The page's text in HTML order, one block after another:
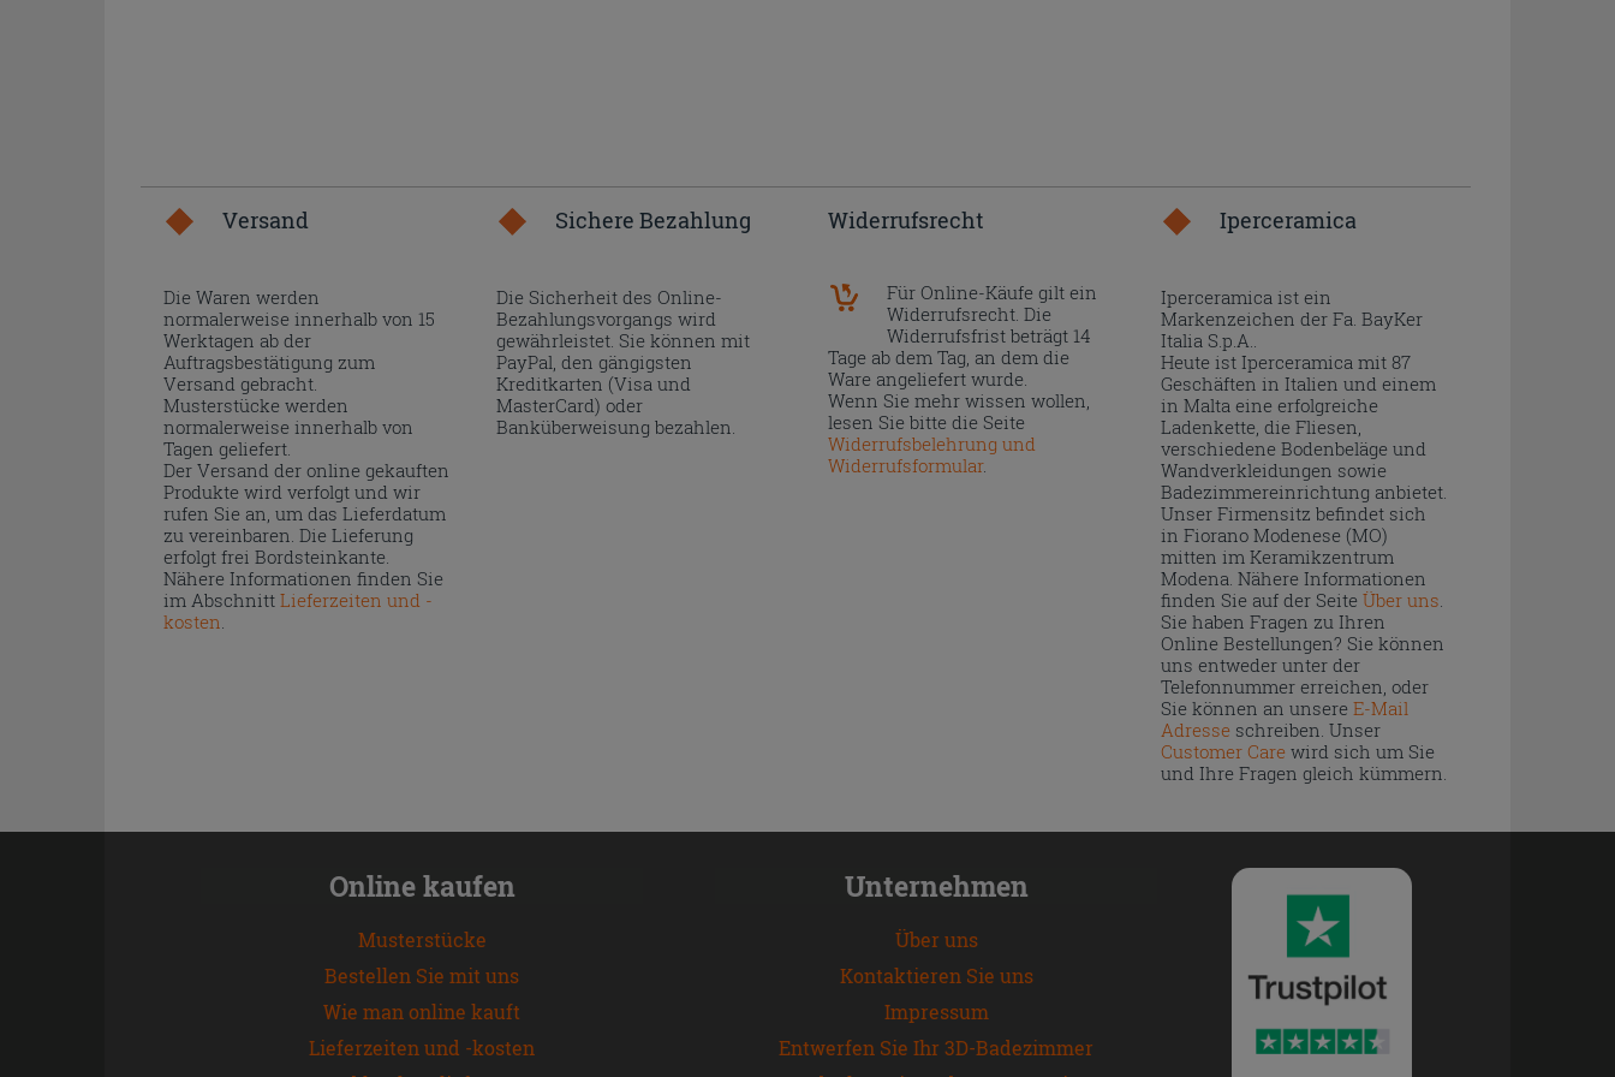
Versand
Die Waren werden
normalerweise innerhalb von 15
Werktagen ab der
Auftragsbestätigung zum
Versand gebracht.
Musterstücke werden
normalerweise innerhalb von
Tagen geliefert.
Der Versand der online gekauften
Produkte wird verfolgt und wir
rufen Sie an, um das Lieferdatum
zu vereinbaren. Die Lieferung
erfolgt frei Bordsteinkante.
Nähere Informationen finden Sie
im Abschnitt Lieferzeiten und -
kosten.
Sichere Bezahlung
Die Sicherheit des Online-
Bezahlungsvorgangs wird
gewährleistet. Sie können mit
PayPal, den gängigsten
Kreditkarten (Visa und
MasterCard) oder
Banküberweisung bezahlen.
Widerrufsrecht
Für Online-Käufe gilt ein
Widerrufsrecht. Die
Widerrufsfrist beträgt 14
Tage ab dem Tag, an dem die
Ware angeliefert wurde.
Wenn Sie mehr wissen wollen,
lesen Sie bitte die Seite
Widerrufsbelehrung und
Widerrufsformular.
Iperceramica
Iperceramica ist ein
Markenzeichen der Fa. BayKer
Italia S.p.A..
Heute ist Iperceramica mit 87
Geschäften in Italien und einem
in Malta eine erfolgreiche
Ladenkette, die Fliesen,
verschiedene Bodenbeläge und
Wandverkleidungen sowie
Badezimmereinrichtung anbietet.
Unser Firmensitz befindet sich
in Fiorano Modenese (MO)
mitten im Keramikzentrum
Modena. Nähere Informationen
finden Sie auf der Seite Über uns.
Sie haben Fragen zu Ihren
Online Bestellungen? Sie können
uns entweder unter der
Telefonnummer erreichen, oder
Sie können an unsere E-Mail
Adresseschreiben. Unser
Customer Carewird sich um Sie
und Ihre Fragen gleich kümmern.
Online kaufen
Musterstücke
Bestellen Sie mit uns
Wie man online kauft
Lieferzeiten und -kosten
Unternehmen
Über uns
Kontaktieren Sie uns
Impressum
Entwerfen Sie Ihr 3D-Badezimmer